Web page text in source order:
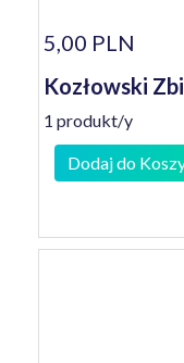
5,00 PLN
Kozłowski
1 produkt/y
Dodaj do